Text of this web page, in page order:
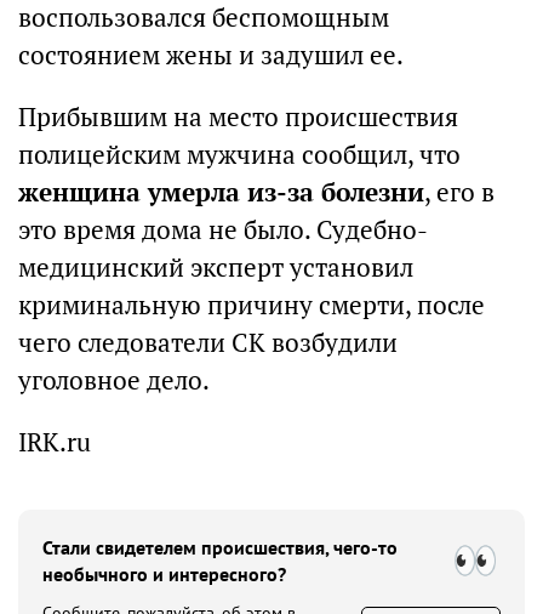
воспользовался беспомощным
состоянием жены и задушил ее.
Прибывшим на место происшествия
полицейским мужчина сообщил, что
женщина умерла из-за болезни, его в
это время дома не было. Судебно-
медицинский эксперт установил
криминальную причину смерти, после
чего следователи СК возбудили
уголовное дело.
IRK.ru
Стали свидетелем происшествия, чего-то
необычного и интересного?